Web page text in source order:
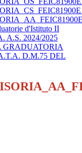
d'Istituto II
A.S. 2024/2025
GRADUATORIA
D.M.75 DEL